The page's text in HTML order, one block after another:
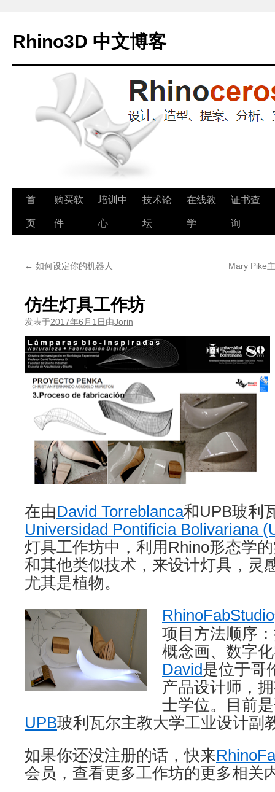
Rhino3D 中文博客
跳
至
首
页
购买软
件
培训中
心
技术论
坛
在线教
学
证书查
询
← 如何设定你的机器人 Mary Pike
仿生灯具工作坊
发表于2017年6月1日由Jorin
在由David Torreblanca和UPB玻利
Universidad Pontificia Bolivariana
灯具工作坊中，利用Rhino形态学
和其他类似技术，来设计灯具，灵
尤其是植物。
RhinoFabStudio
项目方法顺序
概念画、数字
David是位于哥
产品设计师，
士学位。目前
UPB玻利瓦尔主教大学工业设计副
如果你还没注册的话，快来
会员，查看更多工作坊的更多相关